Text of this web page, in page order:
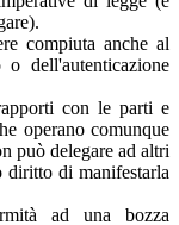
compiuta anche al
dell'autenticazione
con le parti e
operano comunque
può delegare ad altri
diritto di manifestarla
ad una bozza